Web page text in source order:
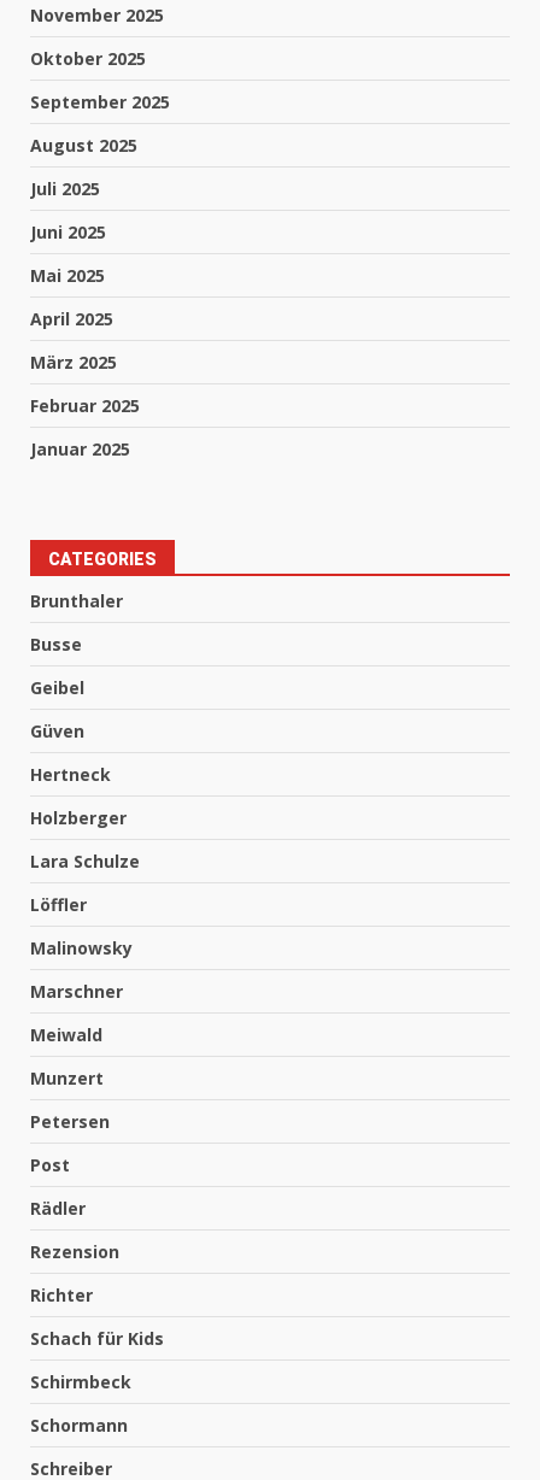
November 2025
Oktober 2025
September 2025
August 2025
Juli 2025
Juni 2025
Mai 2025
April 2025
März 2025
Februar 2025
Januar 2025
CATEGORIES
Brunthaler
Busse
Geibel
Güven
Hertneck
Holzberger
Lara Schulze
Löffler
Malinowsky
Marschner
Meiwald
Munzert
Petersen
Post
Rädler
Rezension
Richter
Schach für Kids
Schirmbeck
Schormann
Schreiber